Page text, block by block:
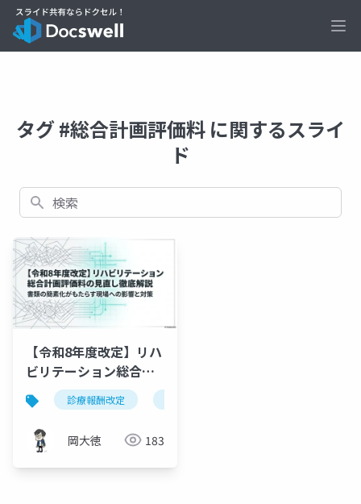
タグ #総合計画評価料 に関するスライ
ド
検索
【令和8年度改定】リハ
ビリテーション総合計
画評価料の見直し徹底
解説
診療報酬改定
岡大徳 183